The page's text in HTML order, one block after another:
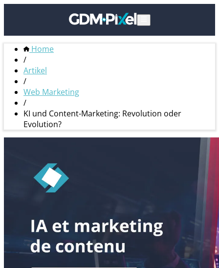
Home
/
Artikel
/
Web Marketing
/
KI und Content-Marketing: Revolution oder
Evolution?